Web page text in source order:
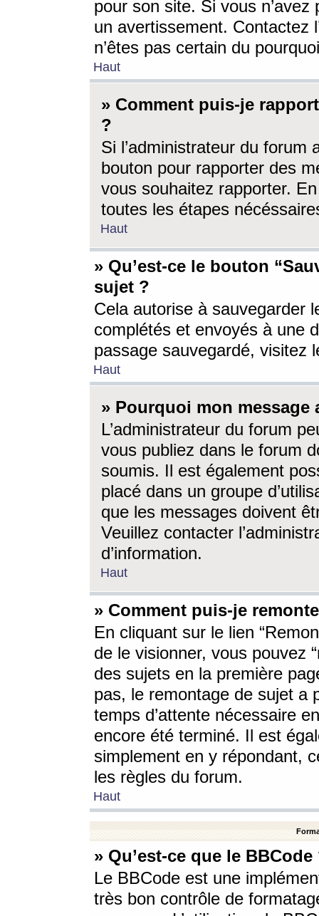
pour son site. Si vous
un avertissement. Contactez
n’êtes pas certain du
Haut
» Comment puis-je
?
Si l’administrateur du forum
bouton pour rapporter des
vous souhaitez rapporter.
toutes les étapes
Haut
» Qu’est-ce le bouton
sujet ?
Cela autorise à sauvegarder
complétés et envoyés à une
passage sauvegardé, visitez
Haut
» Pourquoi mon message
L’administrateur du forum
vous publiez dans le forum
soumis. Il est également
placé dans un groupe
que les messages doivent
Veuillez contacter
d’information.
Haut
» Comment puis-je
En cliquant sur le lien
de le visionner, vous pouvez
des sujets en la première
pas, le remontage de sujet a
temps d’attente nécessaire
encore été terminé. Il est
simplement en y répondant,
les règles du forum.
Haut
» Qu’est-ce que le BBCode
Le BBCode est une
très bon contrôle de